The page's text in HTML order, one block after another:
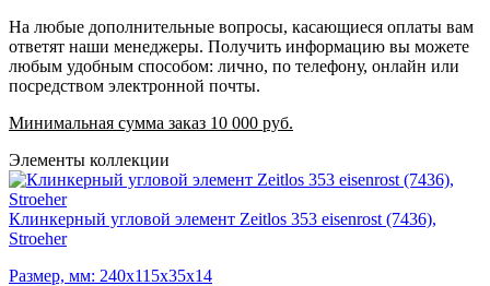
На любые дополнительные вопросы, касающиеся оплаты вам
ответят наши менеджеры. Получить информацию вы можете
любым удобным способом: лично, по телефону, онлайн или
посредством электронной почты.
Минимальная сумма заказ 10 000 руб.
Элементы коллекции
Клинкерный угловой элемент Zeitlos 353 eisenrost (7436),
Stroeher
Размер, мм: 240х115х35х14